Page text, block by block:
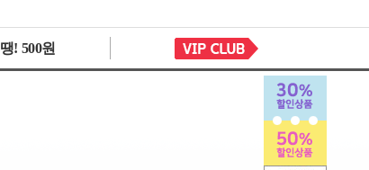
땡! 500원